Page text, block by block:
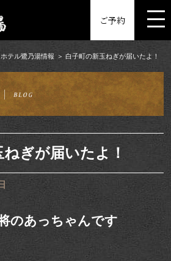
ご予約
ホテル鷺乃湯情報 白子町の新玉ねぎが届いたよ！
ぎが届いたよ！
のあっちゃんです